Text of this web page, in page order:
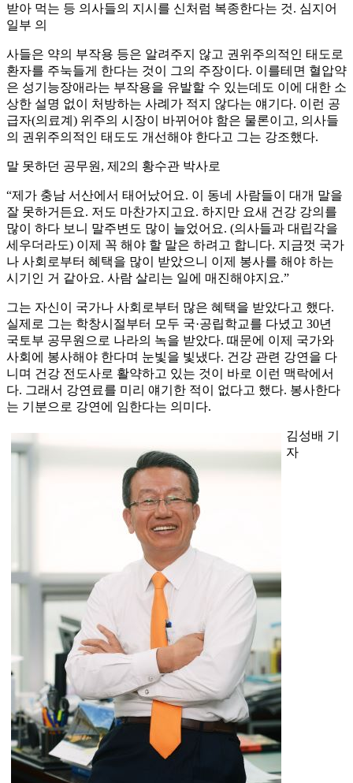
받아 먹는 등 의사들의 지시를 신처럼 복종한다는 것. 심지어
일부 의
사들은 약의 부작용 등은 알려주지 않고 권위주의적인 태도로
환자를 주눅들게 한다는 것이 그의 주장이다. 이를테면 혈압약
은 성기능장애라는 부작용을 유발할 수 있는데도 이에 대한 소
상한 설명 없이 처방하는 사례가 적지 않다는 얘기다. 이런 공
급자(의료계) 위주의 시장이 바뀌어야 함은 물론이고, 의사들
의 권위주의적인 태도도 개선해야 한다고 그는 강조했다.
말 못하던 공무원, 제2의 황수관 박사로
“제가 충남 서산에서 태어났어요. 이 동네 사람들이 대개 말을
잘 못하거든요. 저도 마찬가지고요. 하지만 요새 건강 강의를
많이 하다 보니 말주변도 많이 늘었어요. (의사들과 대립각을
세우더라도) 이제 꼭 해야 할 말은 하려고 합니다. 지금껏 국가
나 사회로부터 혜택을 많이 받았으니 이제 봉사를 해야 하는
시기인 거 같아요. 사람 살리는 일에 매진해야지요.”
그는 자신이 국가나 사회로부터 많은 혜택을 받았다고 했다.
실제로 그는 학창시절부터 모두 국·공립학교를 다녔고 30년
국토부 공무원으로 나라의 녹을 받았다. 때문에 이제 국가와
사회에 봉사해야 한다며 눈빛을 빛냈다. 건강 관련 강연을 다
니며 건강 전도사로 활약하고 있는 것이 바로 이런 맥락에서
다. 그래서 강연료를 미리 얘기한 적이 없다고 했다. 봉사한다
는 기분으로 강연에 임한다는 의미다.
김성배 기
자